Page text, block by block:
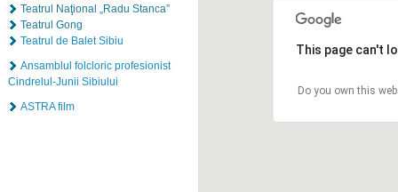
Teatrul Naţional „Radu Stanca”
Teatrul Gong
Teatrul de Balet Sibiu
Ansamblul folcloric profesionist
Cindrelul-Junii Sibiului
ASTRA film
This page can't
Do you own this